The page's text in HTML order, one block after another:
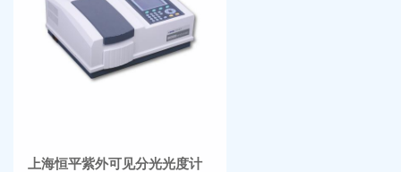
上海恒平紫外可见分光光度计